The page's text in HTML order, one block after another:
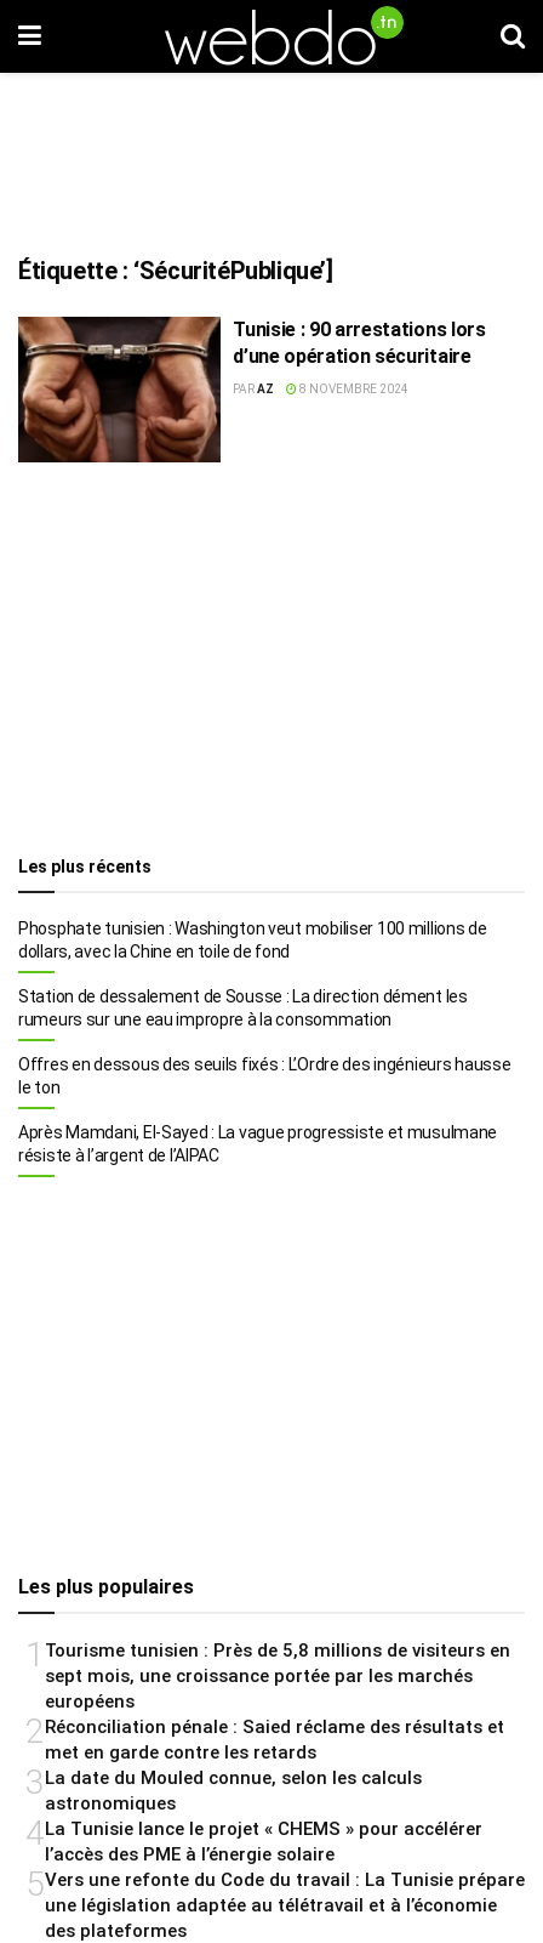
Étiquette : ‘SécuritéPublique’]
Tunisie : 90 arrestations lors
d’une opération sécuritaire
PARAZ 8 NOVEMBRE 2024
Les plus récents
Phosphate tunisien : Washington veut mobiliser 100 millions de
dollars, avec la Chine en toile de fond
Station de dessalement de Sousse : La direction dément les
rumeurs sur une eau impropre à la consommation
Offres en dessous des seuils fixés : L’Ordre des ingénieurs hausse
le ton
Après Mamdani, El-Sayed : La vague progressiste et musulmane
résiste à l’argent de l’AIPAC
Les plus populaires
1 Tourisme tunisien : Près de 5,8 millions de visiteurs en
sept mois, une croissance portée par les marchés
européens
2 Réconciliation pénale : Saied réclame des résultats et
met en garde contre les retards
3La date du Mouled connue, selon les calculs
astronomiques
4La Tunisie lance le projet « CHEMS » pour accélérer
l’accès des PME à l’énergie solaire
5Vers une refonte du Code du travail : La Tunisie prépare
une législation adaptée au télétravail et à l’économie
des plateformes